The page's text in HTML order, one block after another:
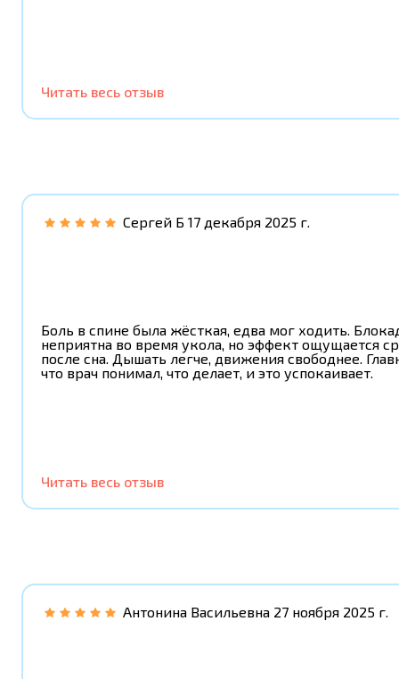
Читать весь отзыв
Сергей Б 17 декабря 2025 г.
Боль в спине была жёсткая, едва мог ходить.
неприятна во время укола, но эффект ощущается
после сна. Дышать легче, движения свободнее.
что врач понимал, что делает, и это успокаивает.
Читать весь отзыв
Антонина Васильевна 27 ноября 2025 г.